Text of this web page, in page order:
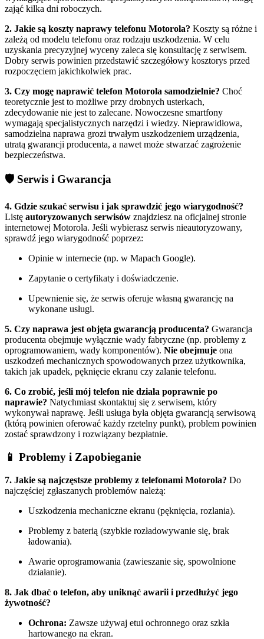
zająć kilka dni roboczych.
2. Jakie są koszty naprawy telefonu Motorola? Koszty są różne i
zależą od modelu telefonu oraz rodzaju uszkodzenia. W celu
uzyskania precyzyjnej wyceny zaleca się konsultację z serwisem.
Dobry serwis powinien przedstawić szczegółowy kosztorys przed
rozpoczęciem jakichkolwiek prac.
3. Czy mogę naprawić telefon Motorola samodzielnie? Choć
teoretycznie jest to możliwe przy drobnych usterkach,
zdecydowanie nie jest to zalecane. Nowoczesne smartfony
wymagają specjalistycznych narzędzi i wiedzy. Nieprawidłowa,
samodzielna naprawa grozi trwałym uszkodzeniem urządzenia,
utratą gwarancji producenta, a nawet może stwarzać zagrożenie
bezpieczeństwa.
🛡️ Serwis i Gwarancja
4. Gdzie szukać serwisu i jak sprawdzić jego wiarygodność?
Listę autoryzowanych serwisów znajdziesz na oficjalnej stronie
internetowej Motorola. Jeśli wybierasz serwis nieautoryzowany,
sprawdź jego wiarygodność poprzez:
Opinie w internecie (np. w Mapach Google).
Zapytanie o certyfikaty i doświadczenie.
Upewnienie się, że serwis oferuje własną gwarancję na
wykonane usługi.
5. Czy naprawa jest objęta gwarancją producenta? Gwarancja
producenta obejmuje wyłącznie wady fabryczne (np. problemy z
oprogramowaniem, wady komponentów). Nie obejmuje ona
uszkodzeń mechanicznych spowodowanych przez użytkownika,
takich jak upadek, pęknięcie ekranu czy zalanie telefonu.
6. Co zrobić, jeśli mój telefon nie działa poprawnie po
naprawie? Natychmiast skontaktuj się z serwisem, który
wykonywał naprawę. Jeśli usługa była objęta gwarancją serwisową
(którą powinien oferować każdy rzetelny punkt), problem powinien
zostać sprawdzony i rozwiązany bezpłatnie.
📱 Problemy i Zapobieganie
7. Jakie są najczęstsze problemy z telefonami Motorola? Do
najczęściej zgłaszanych problemów należą:
Uszkodzenia mechaniczne ekranu (pęknięcia, rozlania).
Problemy z baterią (szybkie rozładowywanie się, brak
ładowania).
Awarie oprogramowania (zawieszanie się, spowolnione
działanie).
8. Jak dbać o telefon, aby uniknąć awarii i przedłużyć jego
żywotność?
Ochrona: Zawsze używaj etui ochronnego oraz szkła
hartowanego na ekran.